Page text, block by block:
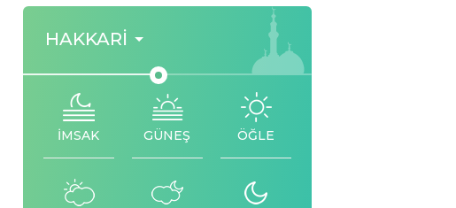
HAKKARI
İMSAK GÜNEŞ ÖĞLE